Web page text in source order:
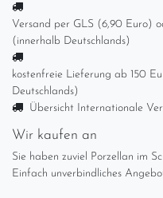
Versand per GLS (6,90 Euro)
(innerhalb Deutschlands)
kostenfreie Lieferung ab 150
Deutschlands)
Übersicht Internationale
Wir kaufen an
Sie haben zuviel Porzellan im
Einfach unverbindliches